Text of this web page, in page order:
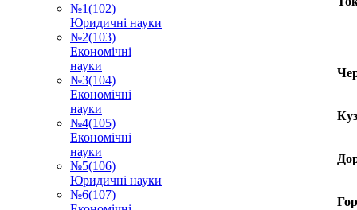
№1(102)
Юридичні науки
№2(103)
Економічні
науки
№3(104)
Економічні
науки
№4(105)
Економічні
науки
№5(106)
Юридичні науки
№6(107)